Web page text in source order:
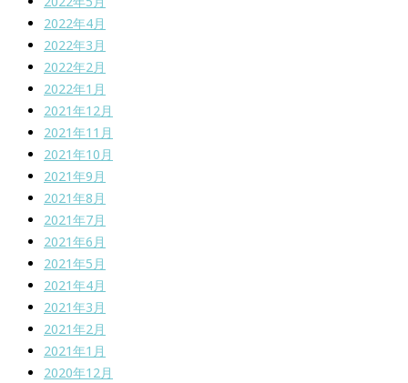
2022年4月
2022年3月
2022年2月
2022年1月
2021年12月
2021年11月
2021年10月
2021年9月
2021年8月
2021年7月
2021年6月
2021年5月
2021年4月
2021年3月
2021年2月
2021年1月
2020年12月